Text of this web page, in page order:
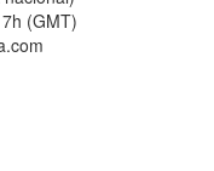
(GMT)